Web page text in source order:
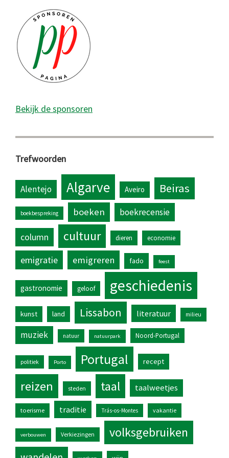
Bekijk de sponsoren
Trefwoorden
Alentejo Algarve Aveiro Beiras
boekbespreking boeken boekrecensie
column cultuur dieren economie
emigratie emigreren fado feest
gastronomie geloof geschiedenis
kunst land Lissabon literatuur milieu
muziek natuur natuurpark Noord-Portugal
politiek Porto Portugal recept
reizen steden taal taalweetjes
toerisme traditie Trás-os-Montes vakantie
verbouwen Verkiezingen volksgebruiken